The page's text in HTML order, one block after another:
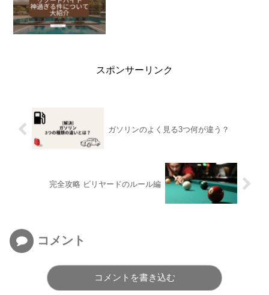
スポンサーリンク
ガソリンのよく見る3つ何が違う？
完全攻略 ビリヤードのルール編
コメント
コメントを書き込む